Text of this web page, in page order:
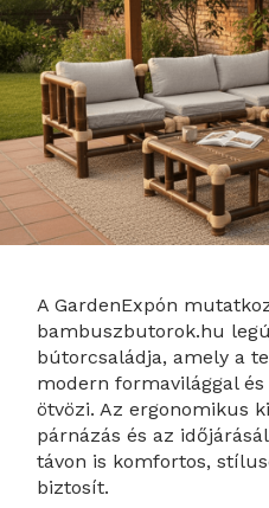
NYEREMÉNYJÁTÉK /
A GardenExpón
bambuszbutorok.hu
bútorcsaládja, amely a
modern formavilággal
ötvözi. Az ergonomikus
párnázás és az
távon is komfortos,
biztosít.